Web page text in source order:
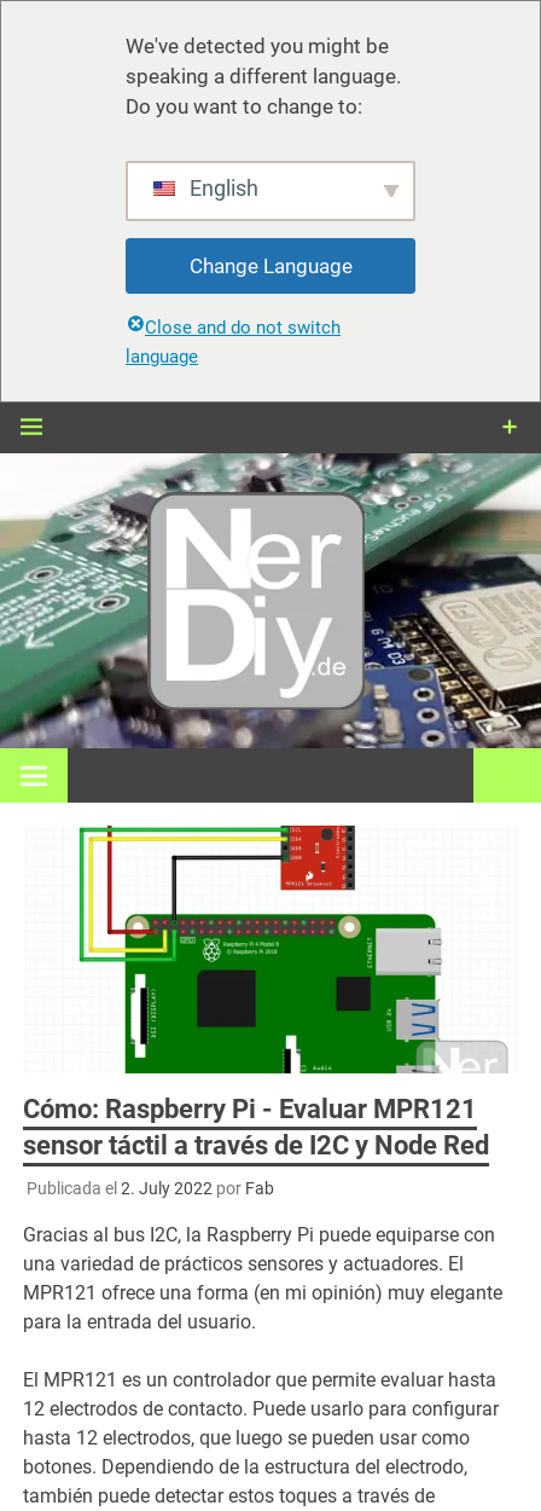
We've detected you might be
speaking a different language.
Do you want to change to:
English
Change Language
Close and do not switch
language
Zum
3D y
En nerdiy.de, todo gira en torno a la electrónica, el bricolaje,
la impresión 3D, el hogar inteligente y muchos otros temas
Cómo: Raspberry Pi - Evaluar MPR121
sensor táctil a través de I2C y Node Red
Publicada el2. July 2022 por Fab
Gracias al bus I2C, la Raspberry Pi puede equiparse con
una variedad de prácticos sensores y actuadores. El
MPR121 ofrece una forma (en mi opinión) muy elegante
para la entrada del usuario.
El MPR121 es un controlador que permite evaluar hasta
12 electrodos de contacto. Puede usarlo para configurar
hasta 12 electrodos, que luego se pueden usar como
botones. Dependiendo de la estructura del electrodo,
también puede detectar estos toques a través de